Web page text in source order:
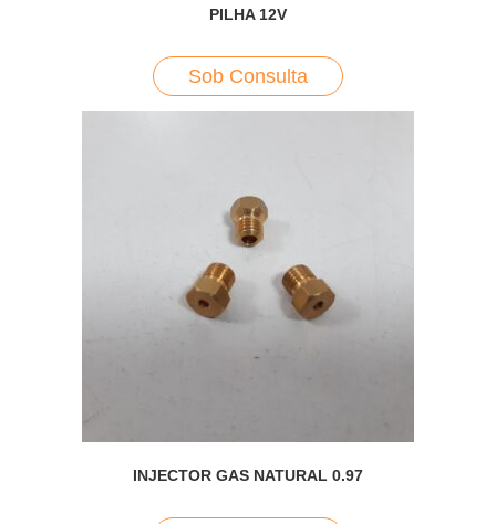
PILHA 12V
Sob Consulta
INJECTOR GAS NATURAL 0.97